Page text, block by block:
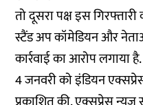
तो दूसरा पक्ष इस गिरफ्तारी
स्टैंड अप कॉमेडियन और
कार्रवाई का आरोप लगाया है.
4 जनवरी को इंडियन